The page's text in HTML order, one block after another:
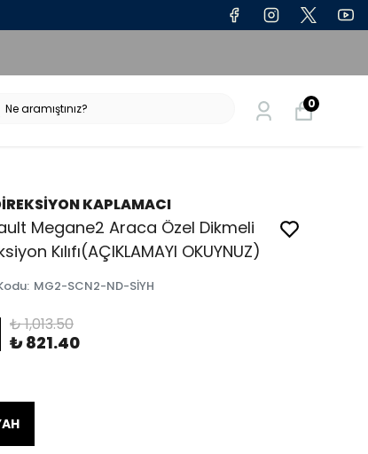
0
KAPLAMACI
Megane2 Araca Özel Dikmeli
Kılıfı(AÇIKLAMAYI OKUYNUZ)
: MG2-SCN2-ND-SİYH
₺ 1,013.50
₺ 821.40